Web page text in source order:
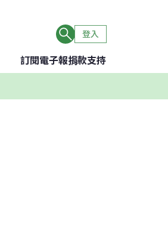
登入
訂閱電子報捐款支持